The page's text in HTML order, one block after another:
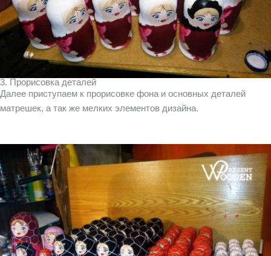
3. Прорисовка деталей
Далее приступаем к прорисовке фона и основных деталей
матрешек, а так же мелких элементов дизайна.